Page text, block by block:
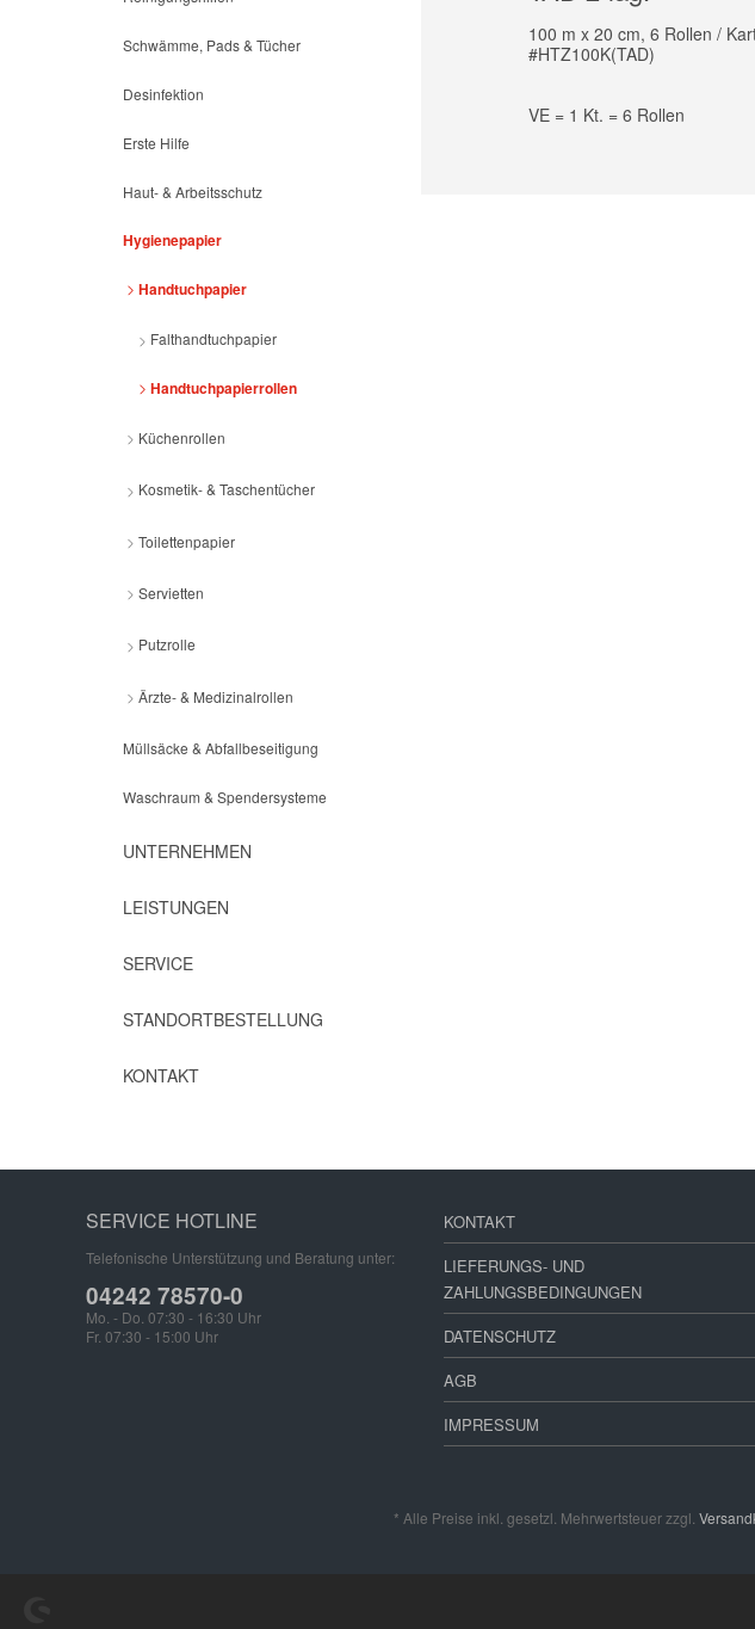
Schwämme, Pads & Tücher
Desinfektion
Erste Hilfe
Haut- & Arbeitsschutz
Hygienepapier
Handtuchpapier
Falthandtuchpapier
Handtuchpapierrollen
Küchenrollen
Kosmetik- & Taschentücher
Toilettenpapier
Servietten
Putzrolle
Ärzte- & Medizinalrollen
Müllsäcke & Abfallbeseitigung
Waschraum & Spendersysteme
UNTERNEHMEN
LEISTUNGEN
SERVICE
STANDORTBESTELLUNG
KONTAKT
100 m x 20 cm, 6 Rollen /
#HTZ100K(TAD)
VE = 1 Kt. = 6 Rollen
SERVICE HOTLINE
Telefonische Unterstützung und Beratung unter:
04242 78570-0
Mo. - Do. 07:30 - 16:30 Uhr
Fr. 07:30 - 15:00 Uhr
KONTAKT
LIEFERUNGS- UND
ZAHLUNGSBEDINGUNGEN
DATENSCHUTZ
AGB
IMPRESSUM
* Alle Preise inkl. gesetzl. Mehrwertsteuer zzgl.